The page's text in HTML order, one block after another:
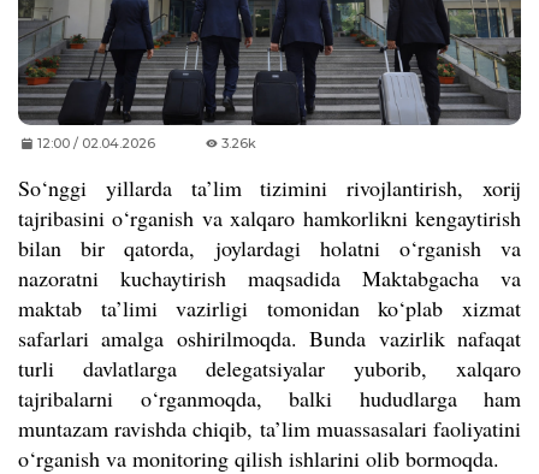
12:00 / 02.04.2026 3.26k
So‘nggi yillarda ta’lim tizimini rivojlantirish, xorij
tajribasini o‘rganish va xalqaro hamkorlikni kengaytirish
bilan bir qatorda, joylardagi holatni o‘rganish va
nazoratni kuchaytirish maqsadida Maktabgacha va
maktab ta’limi vazirligi tomonidan ko‘plab xizmat
safarlari amalga oshirilmoqda. Bunda vazirlik nafaqat
turli davlatlarga delegatsiyalar yuborib, xalqaro
tajribalarni o‘rganmoqda, balki hududlarga ham
muntazam ravishda chiqib, ta’lim muassasalari faoliyatini
o‘rganish va monitoring qilish ishlarini olib bormoqda.